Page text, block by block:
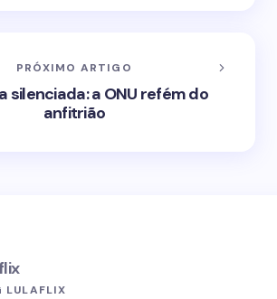
PRÓXIMO ARTIGO
silenciada: a ONU refém do
anfitrião
LULAFLIX